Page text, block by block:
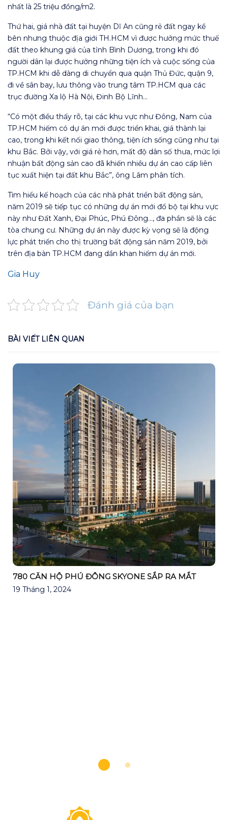
nhất là 25 triệu đồng/m2.
Thứ hai, giá nhà đất tại huyện Dĩ An cũng rẻ đất ngay kề
bên nhưng thuộc địa giới TH.HCM vì được hưởng mức thuế
đất theo khung giá của tỉnh Bình Dương, trong khi đó
người dân lại được hưởng những tiện ích và cuộc sống của
TP.HCM khi dễ dàng di chuyển qua quận Thủ Đức, quận 9,
đi về sân bay, lưu thông vào trung tâm TP.HCM qua các
trục đường Xa lộ Hà Nội, Đinh Bộ Lĩnh…
“Có một điều thấy rõ, tại các khu vực như Đông, Nam của
TP.HCM hiếm có dự án mới được triển khai, giá thành lại
cao, trong khi kết nối giao thông, tiện ích sống cũng như tại
khu Bắc. Bởi vậy, với giá rẻ hơn, mất độ dân số thưa, mức lợi
nhuận bất động sản cao đã khiến nhiều dự án cao cấp liên
tục xuất hiện tại đất khu Bắc”, ông Lâm phân tích.
Tìm hiểu kế hoạch của các nhà phát triển bất động sản,
năm 2019 sẽ tiếp tục có những dự án mới đổ bộ tại khu vực
này như Đất Xanh, Đại Phúc, Phú Đông…, đa phần sẽ là các
tòa chung cư. Những dự án này được kỳ vọng sẽ là động
lực phát triển cho thị trường bất động sản năm 2019, bởi
trên địa bàn TP.HCM đang dần khan hiếm dự án mới.
Gia Huy
Đánh giá của bạn
BÀI VIẾT LIÊN QUAN
780 CĂN HỘ PHÚ ĐÔNG SKYONE SẮP RA MẮT
19 Tháng 1, 2024